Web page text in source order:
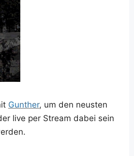
Gun­ther, um den neus­ten
live per Stream dabei sein